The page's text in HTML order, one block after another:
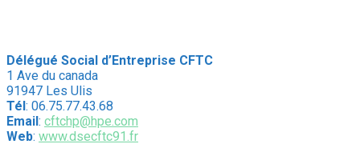
Délégué Social d’Entreprise CFTC
1 Ave du canada
91947 Les Ulis
Tél : 06.75.77.43.68
Email : cftchp@hpe.com
Web: www.dsecftc91.fr